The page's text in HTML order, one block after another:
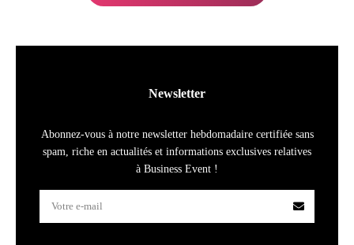
Newsletter
Abonnez-vous à notre newsletter hebdomadaire certifiée sans
spam, riche en actualités et informations exclusives relatives
à Business Event !